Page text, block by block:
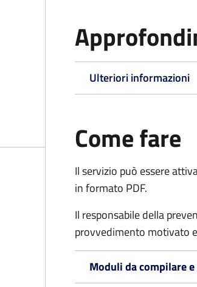
Ulteriori informazioni
Come fare
Il servizio può essere
in formato PDF.
Il responsabile della
provvedimento motivato
Moduli da compilare